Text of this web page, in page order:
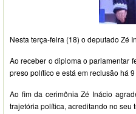
Nesta terça-feira (18) o deputado Zé
Ao receber o diploma o parlamentar
preso político e está em reclusão há 9
Ao fim da cerimônia Zé Inácio
trajetória política, acreditando no seu